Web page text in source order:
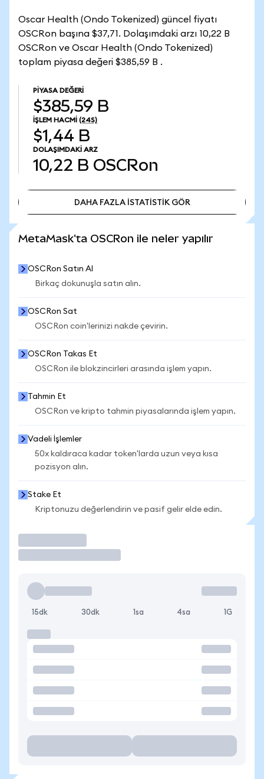
Oscar Health (Ondo Tokenized) güncel fiyatı
OSCRon başına $37,71. Dolaşımdaki arzı 10,22 B
OSCRon ve Oscar Health (Ondo Tokenized)
toplam piyasa değeri $385,59 B .
PIYASA DEĞERI
$385,59 B
İŞLEM HACMI (24S)
$1,44 B
DOLAŞIMDAKI ARZ
10,22 B OSCRon
DAHA FAZLA İSTATİSTİK GÖR
MetaMask'ta OSCRon ile neler yapılır
OSCRon Satın Al
Birkaç dokunuşla satın alın.
OSCRon Sat
OSCRon coin'lerinizi nakde çevirin.
OSCRon Takas Et
OSCRon ile blokzincirleri arasında işlem yapın.
Tahmin Et
OSCRon ve kripto tahmin piyasalarında işlem yapın.
Vadeli İşlemler
50x kaldıraca kadar token'larda uzun veya kısa
pozisyon alın.
Stake Et
Kriptonuzu değerlendirin ve pasif gelir elde edin.
15dk 30dk 1sa 4sa 1G